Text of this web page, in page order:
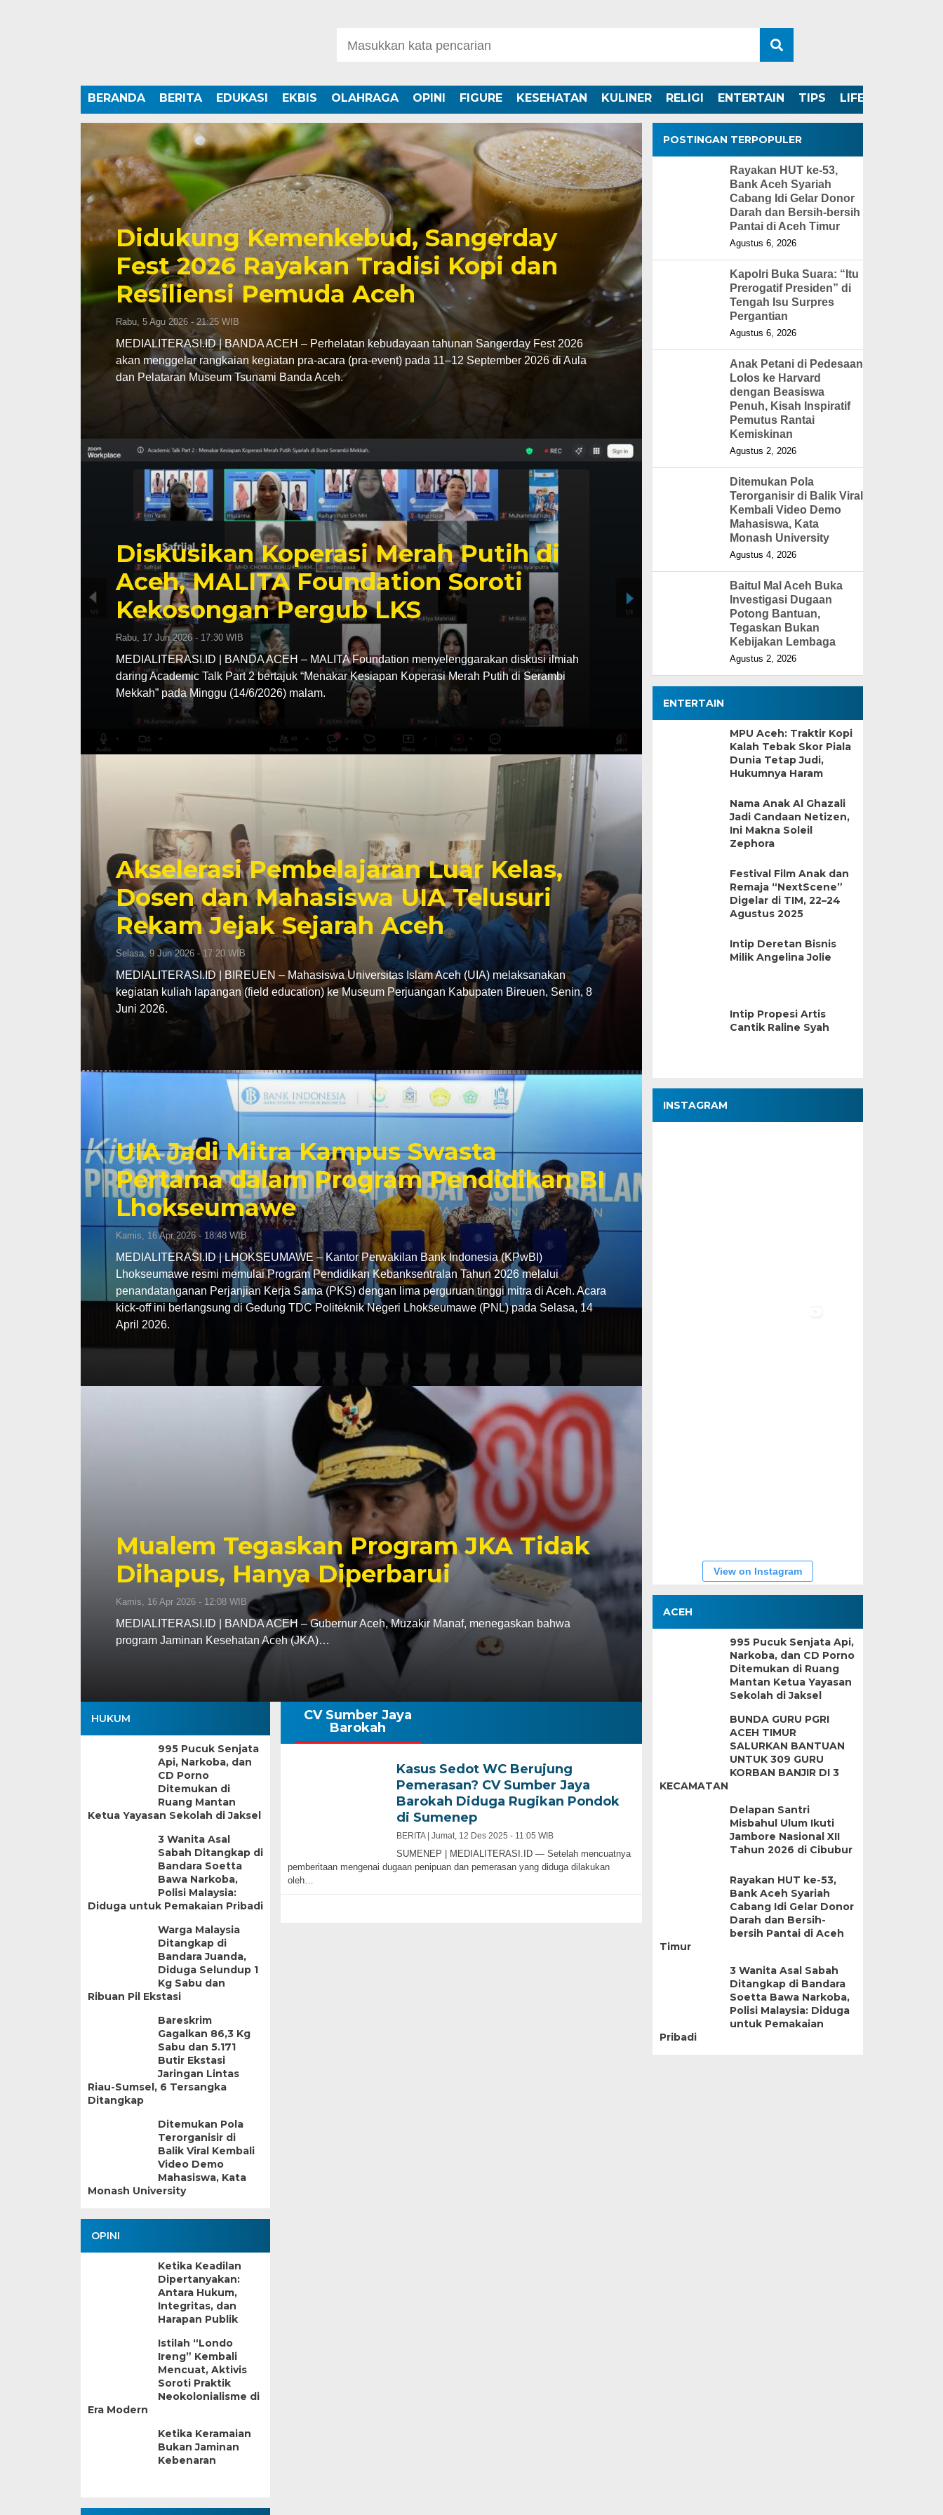
BERANDA BERITA EDUKASI EKBIS OLAHRAGA OPINI FIGURE KESEHATAN KULINER RELIGI ENTERTAIN TIPS LIFESTYLE
Didukung Kemenkebud, Sangerday
Fest 2026 Rayakan Tradisi Kopi dan
Resiliensi Pemuda Aceh
Rabu, 5 Agu 2026 - 21:25 WIB
MEDIALITERASI.ID | BANDA ACEH – Perhelatan kebudayaan tahunan Sangerday Fest 2026
akan menggelar rangkaian kegiatan pra-acara (pra-event) pada 11–12 September 2026 di Aula
dan Pelataran Museum Tsunami Banda Aceh.
Diskusikan Koperasi Merah Putih di
Aceh, MALITA Foundation Soroti
Kekosongan Pergub LKS
Rabu, 17 Jun 2026 - 17:30 WIB
MEDIALITERASI.ID | BANDA ACEH – MALITA Foundation menyelenggarakan diskusi ilmiah
daring Academic Talk Part 2 bertajuk “Menakar Kesiapan Koperasi Merah Putih di Serambi
Mekkah” pada Minggu (14/6/2026) malam.
Akselerasi Pembelajaran Luar Kelas,
Dosen dan Mahasiswa UIA Telusuri
Rekam Jejak Sejarah Aceh
Selasa, 9 Jun 2026 - 17:20 WIB
MEDIALITERASI.ID | BIREUEN – Mahasiswa Universitas Islam Aceh (UIA) melaksanakan
kegiatan kuliah lapangan (field education) ke Museum Perjuangan Kabupaten Bireuen, Senin, 8
Juni 2026.
UIA Jadi Mitra Kampus Swasta
Pertama dalam Program Pendidikan BI
Lhokseumawe
Kamis, 16 Apr 2026 - 18:48 WIB
MEDIALITERASI.ID | LHOKSEUMAWE – Kantor Perwakilan Bank Indonesia (KPwBI)
Lhokseumawe resmi memulai Program Pendidikan Kebanksentralan Tahun 2026 melalui
penandatanganan Perjanjian Kerja Sama (PKS) dengan lima perguruan tinggi mitra di Aceh. Acara
kick-off ini berlangsung di Gedung TDC Politeknik Negeri Lhokseumawe (PNL) pada Selasa, 14
April 2026.
Mualem Tegaskan Program JKA Tidak
Dihapus, Hanya Diperbarui
Kamis, 16 Apr 2026 - 12:08 WIB
MEDIALITERASI.ID | BANDA ACEH – Gubernur Aceh, Muzakir Manaf, menegaskan bahwa
program Jaminan Kesehatan Aceh (JKA)…
HUKUM
995 Pucuk Senjata
Api, Narkoba, dan
CD Porno
Ditemukan di
Ruang Mantan
Ketua Yayasan Sekolah di Jaksel
3 Wanita Asal
Sabah Ditangkap di
Bandara Soetta
Bawa Narkoba,
Polisi Malaysia:
Diduga untuk Pemakaian Pribadi
Warga Malaysia
Ditangkap di
Bandara Juanda,
Diduga Selundup 1
Kg Sabu dan
Ribuan Pil Ekstasi
Bareskrim
Gagalkan 86,3 Kg
Sabu dan 5.171
Butir Ekstasi
Jaringan Lintas
Riau-Sumsel, 6 Tersangka
Ditangkap
Ditemukan Pola
Terorganisir di
Balik Viral Kembali
Video Demo
Mahasiswa, Kata
Monash University
OPINI
Ketika Keadilan
Dipertanyakan:
Antara Hukum,
Integritas, dan
Harapan Publik
Istilah “Londo
Ireng” Kembali
Mencuat, Aktivis
Soroti Praktik
Neokolonialisme di
Era Modern
Ketika Keramaian
Bukan Jaminan
Kebenaran
CV Sumber Jaya
Barokah
Kasus Sedot WC Berujung
Pemerasan? CV Sumber Jaya
Barokah Diduga Rugikan Pondok
di Sumenep
BERITA | Jumat, 12 Des 2025 - 11:05 WIB
SUMENEP | MEDIALITERASI.ID — Setelah mencuatnya
pemberitaan mengenai dugaan penipuan dan pemerasan yang diduga dilakukan
oleh…
POSTINGAN TERPOPULER
Rayakan HUT ke-53,
Bank Aceh Syariah
Cabang Idi Gelar Donor
Darah dan Bersih-bersih
Pantai di Aceh Timur
Agustus 6, 2026
Kapolri Buka Suara: “Itu
Prerogatif Presiden” di
Tengah Isu Surpres
Pergantian
Agustus 6, 2026
Anak Petani di Pedesaan
Lolos ke Harvard
dengan Beasiswa
Penuh, Kisah Inspiratif
Pemutus Rantai
Kemiskinan
Agustus 2, 2026
Ditemukan Pola
Terorganisir di Balik Viral
Kembali Video Demo
Mahasiswa, Kata
Monash University
Agustus 4, 2026
Baitul Mal Aceh Buka
Investigasi Dugaan
Potong Bantuan,
Tegaskan Bukan
Kebijakan Lembaga
Agustus 2, 2026
ENTERTAIN
MPU Aceh: Traktir Kopi
Kalah Tebak Skor Piala
Dunia Tetap Judi,
Hukumnya Haram
Nama Anak Al Ghazali
Jadi Candaan Netizen,
Ini Makna Soleil
Zephora
Festival Film Anak dan
Remaja “NextScene”
Digelar di TIM, 22–24
Agustus 2025
Intip Deretan Bisnis
Milik Angelina Jolie
Intip Propesi Artis
Cantik Raline Syah
INSTAGRAM
View on Instagram
ACEH
995 Pucuk Senjata Api,
Narkoba, dan CD Porno
Ditemukan di Ruang
Mantan Ketua Yayasan
Sekolah di Jaksel
BUNDA GURU PGRI
ACEH TIMUR
SALURKAN BANTUAN
UNTUK 309 GURU
KORBAN BANJIR DI 3
KECAMATAN
Delapan Santri
Misbahul Ulum Ikuti
Jambore Nasional XII
Tahun 2026 di Cibubur
Rayakan HUT ke-53,
Bank Aceh Syariah
Cabang Idi Gelar Donor
Darah dan Bersih-
bersih Pantai di Aceh
Timur
3 Wanita Asal Sabah
Ditangkap di Bandara
Soetta Bawa Narkoba,
Polisi Malaysia: Diduga
untuk Pemakaian
Pribadi